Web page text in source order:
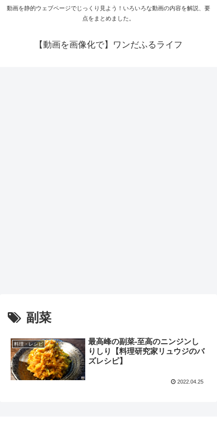
動画を静的ウェブページでじっくり見よう！いろいろな動画の内容を解説、要
点をまとめました。
【動画を画像化で】ワンだふるライフ
副菜
料理・レシピ
最高峰の副菜-至高のニンジンし
りしり【料理研究家リュウジのバ
ズレシピ】
2022.04.25